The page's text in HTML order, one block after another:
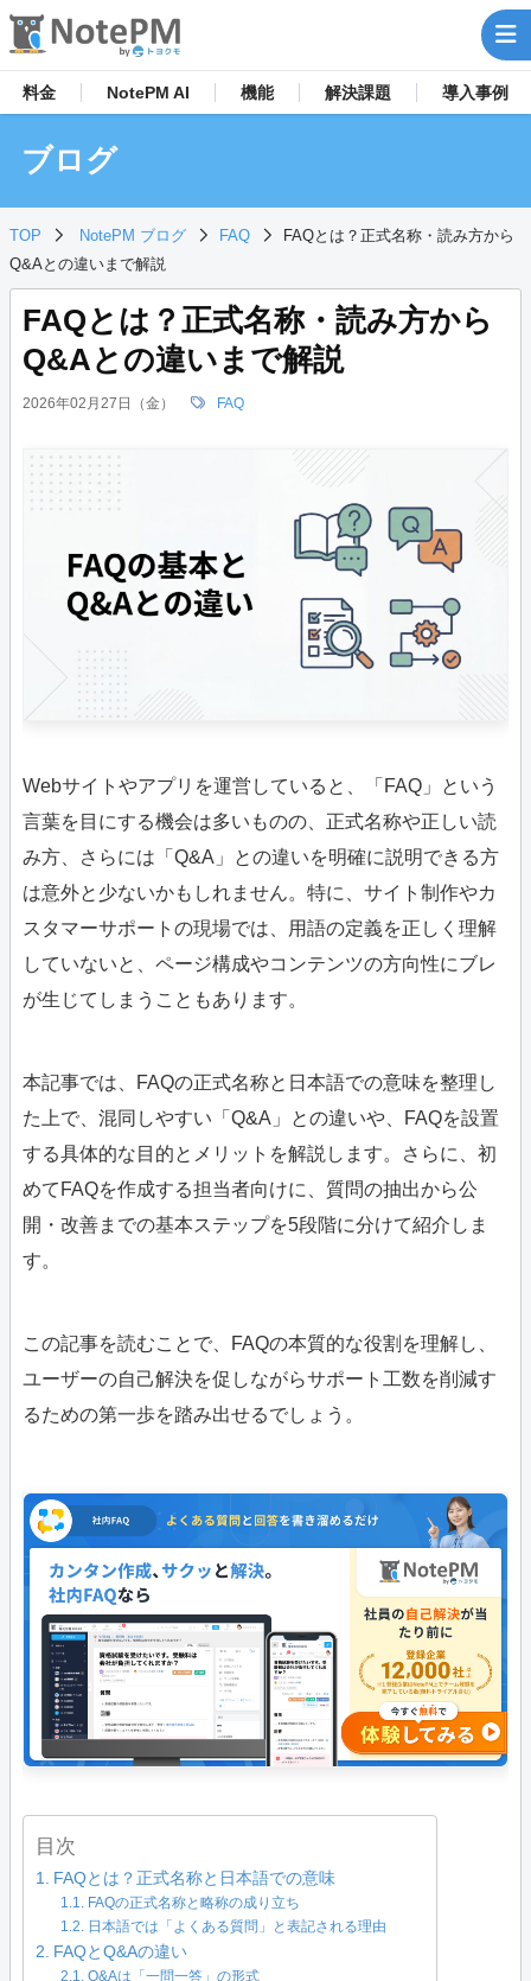
料金 NotePM AI 機能 解決課題 導入事例
ブログ
TOP NotePM ブログ FAQ
FAQとは？正式名称・読み方から
Q&Aとの違いまで解説
FAQとは？正式名称・読み方から
Q&Aとの違いまで解説
2026年02月27日（金） FAQ
Webサイトやアプリを運営していると、「FAQ」という
言葉を目にする機会は多いものの、正式名称や正しい読
み方、さらには「Q&A」との違いを明確に説明できる方
は意外と少ないかもしれません。特に、サイト制作やカ
スタマーサポートの現場では、用語の定義を正しく理解
していないと、ページ構成やコンテンツの方向性にブレ
が生じてしまうこともあります。
本記事では、FAQの正式名称と日本語での意味を整理し
た上で、混同しやすい「Q&A」との違いや、FAQを設置
する具体的な目的とメリットを解説します。さらに、初
めてFAQを作成する担当者向けに、質問の抽出から公
開・改善までの基本ステップを5段階に分けて紹介しま
す。
この記事を読むことで、FAQの本質的な役割を理解し、
ユーザーの自己解決を促しながらサポート工数を削減す
るための第一歩を踏み出せるでしょう。
目次
FAQとは？正式名称と日本語での意味
FAQの正式名称と略称の成り立ち
日本語では「よくある質問」と表記される理由
FAQとQ&Aの違い
Q&Aは「一問一答」の形式